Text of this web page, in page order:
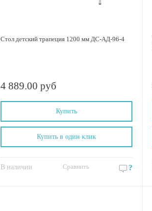
Стол детский трапеция 1200 мм ДС-АД-96-4
4 889.00 руб
Купить
В наличии Сравнить ?
Купить в один клик